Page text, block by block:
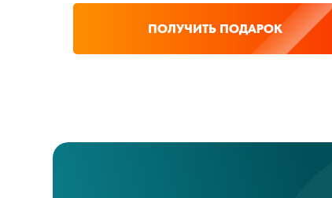
ПОЛУЧИТЬ ПОДАРОК